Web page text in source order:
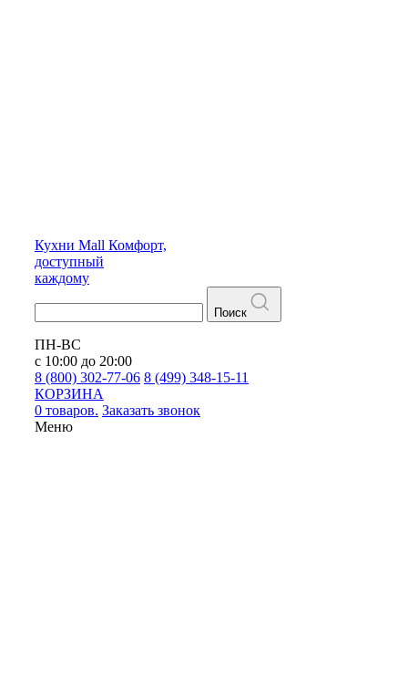
Кухни Mall Комфорт,
доступный
каждому
Поиск
ПН-ВС
с 10:00 до 20:00
8 (800) 302-77-06 8 (499) 348-15-11
КОРЗИНА
0 товаров. Заказать звонок
Меню